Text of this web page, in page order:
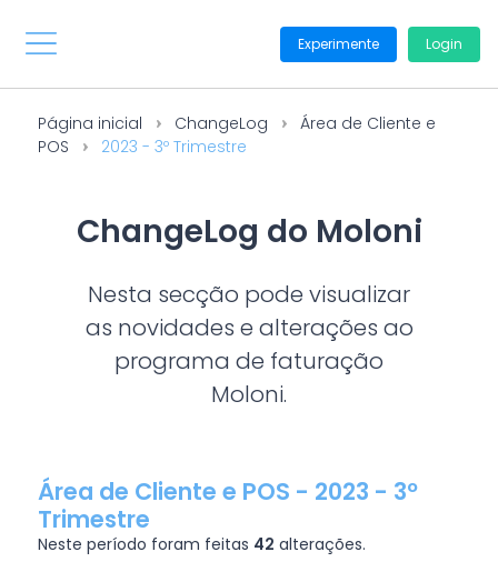
Experimente Login
Página inicial ChangeLog
Área de Cliente e
POS
2023 - 3º Trimestre
ChangeLog do Moloni
Nesta secção pode visualizar
as novidades e alterações ao
programa de faturação
Moloni.
Área de Cliente e POS - 2023 - 3º
Trimestre
Neste período foram feitas 42 alterações.